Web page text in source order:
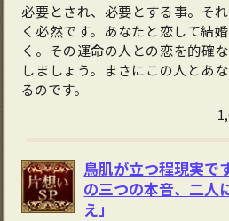
必要とされ、必要とする事。そ
く必然です。あなたと恋して結
く。その運命の人との恋を的確
しましょう。まさにこの人とあ
るのです。
鳥肌が立つ程現実
の三つの本音、二人
え」